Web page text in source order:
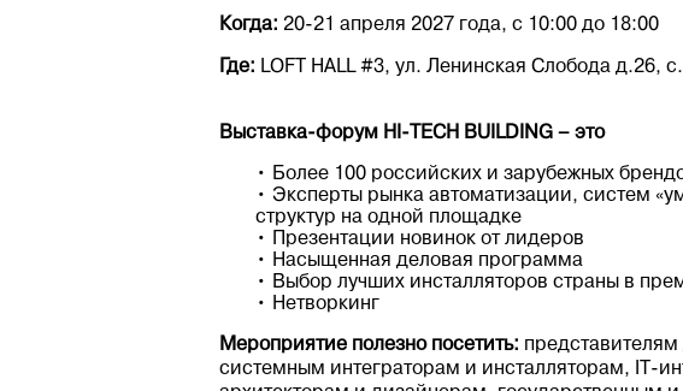
Когда: 20-21 апреля 2027 года, с 10:00 до 18:00
Где: LOFT HALL #3, ул. Ленинская Слобода д.26,
Выставка-форум HI-TECH BUILDING – это
• Более 100 российских и зарубежных
• Эксперты рынка автоматизации, систем
структур на одной площадке
• Презентации новинок от лидеров
• Насыщенная деловая программа
• Выбор лучших инсталляторов страны в
• Нетворкинг
Мероприятие полезно посетить:
системным интеграторам и инсталляторам, IT-